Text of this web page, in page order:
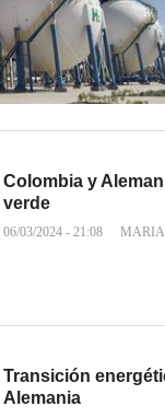
Colombia y
verde
06/03/2024 - 21:08 MARIA
Transición
Alemania